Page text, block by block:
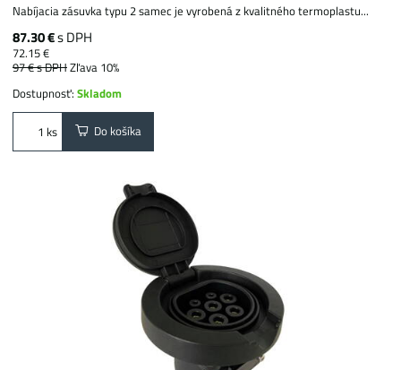
Nabíjacia zásuvka typu 2 samec je vyrobená z kvalitného termoplastu...
87.30 €s DPH
72.15 €
97 €s DPHZľava 10%
Dostupnosť:Skladom
ks Do košíka